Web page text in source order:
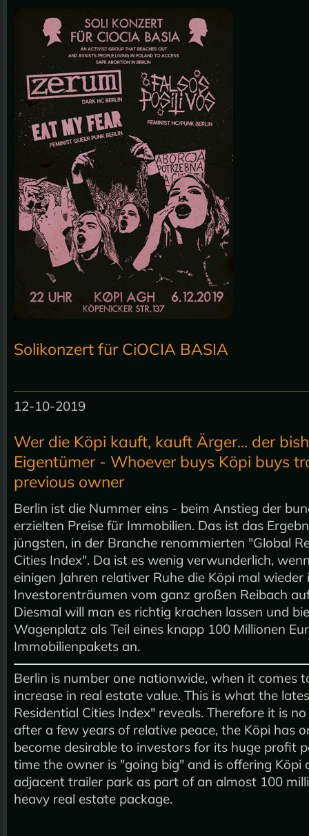
Solikonzert für CiOCIA BASIA
12-10-2019
Wer die Köpi kauft, kauft Ärger... der
Eigentümer - Whoever buys Köpi buys
previous owner
Berlin ist die Nummer eins - beim Anstieg der
erzielten Preise für Immobilien. Das ist das
jüngsten, in der Branche renommierten "Global
Cities Index". Da ist es wenig verwunderlich,
einigen Jahren relativer Ruhe die Köpi mal
Investorenträumen vom ganz großen Reibach
Diesmal will man es richtig krachen lassen und
Wagenplatz als Teil eines knapp 100 Millionen
Immobilienpakets an.
Berlin is number one nationwide, when it comes
increase in real estate value. This is what the
Residential Cities Index" reveals. Therefore it is
after a few years of relative peace, the Köpi has
become desirable to investors for its huge profit
time the owner is "going big" and is offering Köpi
adjacent trailer park as part of an almost 100
heavy real estate package.